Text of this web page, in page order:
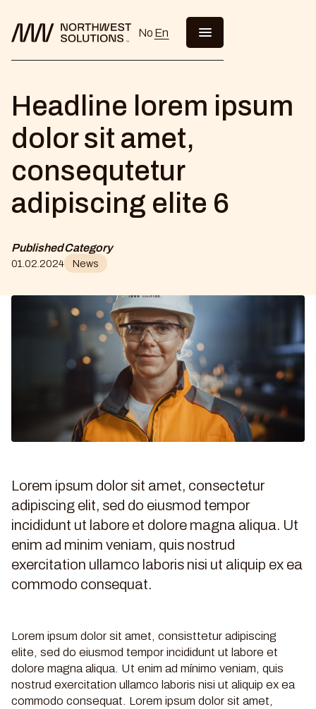
No En
Headline lorem ipsum
dolor sit amet,
consequtetur
adipiscing elite 6
Published
01 02 2024
Category
News
Lorem ipsum dolor sit amet, consectetur
adipiscing elit, sed do eiusmod tempor
incididunt ut labore et dolore magna aliqua. Ut
enim ad minim veniam, quis nostrud
exercitation ullamco laboris nisi ut aliquip ex ea
commodo consequat.
Lorem ipsum dolor sit amet, consisttetur adipiscing
elite, sed do eiusmod tempor incididunt ut labore et
dolore magna aliqua. Ut enim ad mínimo veniam, quis
nostrud exercitation ullamco laboris nisi ut aliquip ex ea
commodo consequat. Lorem ipsum dolor sit amet,